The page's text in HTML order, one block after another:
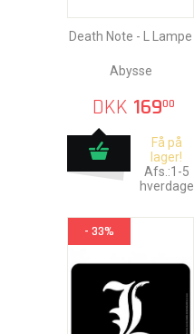
Death Note - L Lampe
Abysse
DKK 16900
Få på
lager!
Afs.:1-5
hverdage
- 33%